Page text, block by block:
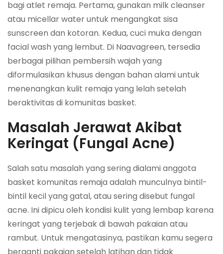
bagi atlet remaja. Pertama, gunakan milk cleanser
atau micellar water untuk mengangkat sisa
sunscreen dan kotoran. Kedua, cuci muka dengan
facial wash yang lembut. Di Naavagreen, tersedia
berbagai pilihan pembersih wajah yang
diformulasikan khusus dengan bahan alami untuk
menenangkan kulit remaja yang lelah setelah
beraktivitas di komunitas basket.
Masalah Jerawat Akibat
Keringat (Fungal Acne)
Salah satu masalah yang sering dialami anggota
basket komunitas remaja adalah munculnya bintil-
bintil kecil yang gatal, atau sering disebut fungal
acne. Ini dipicu oleh kondisi kulit yang lembap karena
keringat yang terjebak di bawah pakaian atau
rambut. Untuk mengatasinya, pastikan kamu segera